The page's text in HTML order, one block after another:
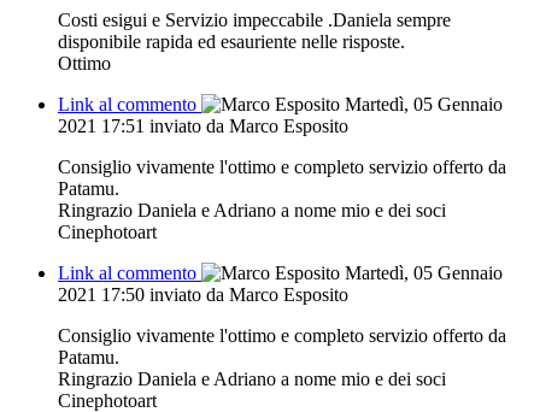
Costi esigui e Servizio impeccabile .Daniela sempre
disponibile rapida ed esauriente nelle risposte.
Ottimo
Link al commento
Martedì, 05 Gennaio
2021 17:51 inviato da Marco Esposito
Consiglio vivamente l'ottimo e completo servizio offerto da
Patamu.
Ringrazio Daniela e Adriano a nome mio e dei soci
Cinephotoart
Link al commento
Martedì, 05 Gennaio
2021 17:50 inviato da Marco Esposito
Consiglio vivamente l'ottimo e completo servizio offerto da
Patamu.
Ringrazio Daniela e Adriano a nome mio e dei soci
Cinephotoart